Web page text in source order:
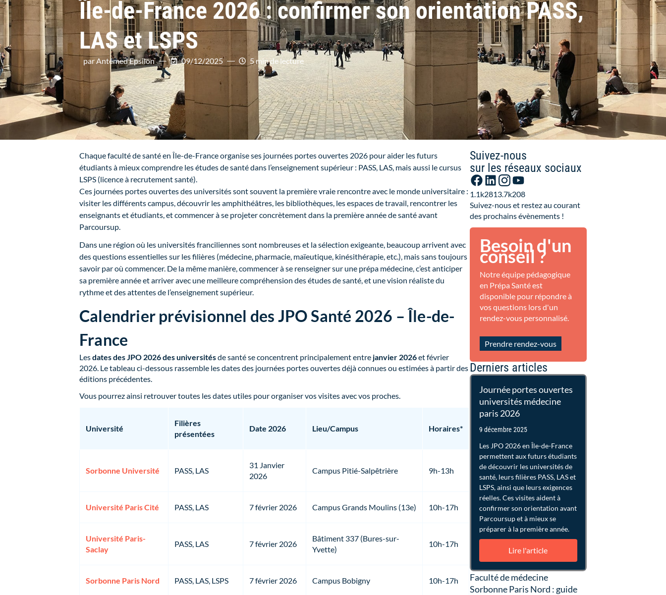
Île-de-France 2026 : confirmer son orientation PASS,
LAS et LSPS
par Antémed Epsilon 09/12/2025 5 min de lecture
Chaque faculté de santé en Île-de-France organise ses journées portes ouvertes 2026 pour aider les futurs
étudiants à mieux comprendre les études de santé dans l’enseignement supérieur : PASS, LAS, mais aussi le cursus
LSPS (licence à recrutement santé).
Ces journées portes ouvertes des universités sont souvent la première vraie rencontre avec le monde universitaire :
visiter les différents campus, découvrir les amphithéâtres, les bibliothèques, les espaces de travail, rencontrer les
enseignants et étudiants, et commencer à se projeter concrètement dans la première année de santé avant
Parcoursup.
Dans une région où les universités franciliennes sont nombreuses et la sélection exigeante, beaucoup arrivent avec
des questions essentielles sur les filières (médecine, pharmacie, maïeutique, kinésithérapie, etc.), mais sans toujours
savoir par où commencer. De la même manière, commencer à se renseigner sur une prépa médecine, c’est anticiper
sa première année et arriver avec une meilleure compréhension des études de santé, et une vision réaliste du
rythme et des attentes de l’enseignement supérieur.
Calendrier prévisionnel des JPO Santé 2026 – Île-de-
France
Lesdates des JPO 2026 des universitésde santé se concentrent principalement entre janvier 2026et février
2026. Le tableau ci-dessous rassemble les dates des journées portes ouvertes déjà connues ou estimées à partir des
éditions précédentes.
Vous pourrez ainsi retrouver toutes les dates utiles pour organiser vos visites avec vos proches.
Université
Filières
présentées
Date 2026 Lieu/Campus Horaires*
Sorbonne Université PASS, LAS
31 Janvier
2026
Campus Pitié-Salpêtrière 9h-13h
Université Paris Cité PASS, LAS 7 février 2026 Campus Grands Moulins (13e) 10h-17h
Université Paris-
Saclay
PASS, LAS 7 février 2026
Bâtiment 337 (Bures-sur-
Yvette)
10h-17h
Sorbonne Paris Nord PASS, LAS, LSPS 7 février 2026 Campus Bobigny 10h-17h
Suivez-nous
sur les réseaux sociaux
1.1k2813.7k208
Suivez-nous et restez au courant
des prochains évènements !
Besoin d'un
conseil ?
Notre équipe pédagogique
en Prépa Santé est
disponible pour répondre à
vos questions lors d'un
rendez-vous personnalisé.
Prendre rendez-vous
Derniers articles
Journée portes ouvertes
universités médecine
paris 2026
9 décembre 2025
Les JPO 2026 en Île-de-France
permettent aux futurs étudiants
de découvrir les universités de
santé, leurs filières PASS, LAS et
LSPS, ainsi que leurs exigences
réelles. Ces visites aident à
confirmer son orientation avant
Parcoursup et à mieux se
préparer à la première année.
Lire l'article
Faculté de médecine
Sorbonne Paris Nord : guide